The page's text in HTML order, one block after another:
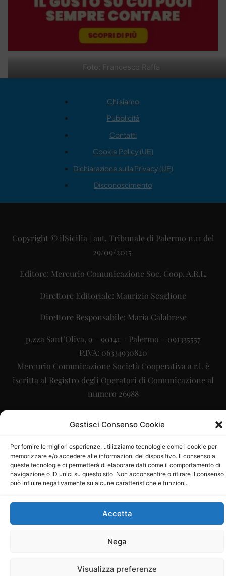
Gestisci Consenso Cookie
Per fornire le migliori esperienze, utilizziamo tecnologie come i cookie per
memorizzare e/o accedere alle informazioni del dispositivo. Il consenso a
queste tecnologie ci permetterà di elaborare dati come il comportamento di
navigazione o ID unici su questo sito. Non acconsentire o ritirare il consenso
può influire negativamente su alcune caratteristiche e funzioni.
Accetta
Nega
Visualizza preferenze
Foto: Francesco Raffa
Chi siamo
Pubblicità
Contatti
Cookie Policy (UE)
Dichiarazione sulla Privacy (UE)
Disconoscimento
Copyright © ilSicilia | aut. Tribunale di Palermo n.11 del
29/09/2015
Editore: Mercurio Comunicazione Soc. Coop. A.R.L.
Direttore Editoriale: Maurizio Scaglione
Direttore Responsabile: Maria Calabrese
p.zza Sant’Oliva, 9 – 90141 – Palermo – 091335557
P.IVA: 06334930820
Mercurio Comunicazione Società Cooperativa a r.l. è
iscritta al Registro degli Operatori di Comunicazione al
numero 26988